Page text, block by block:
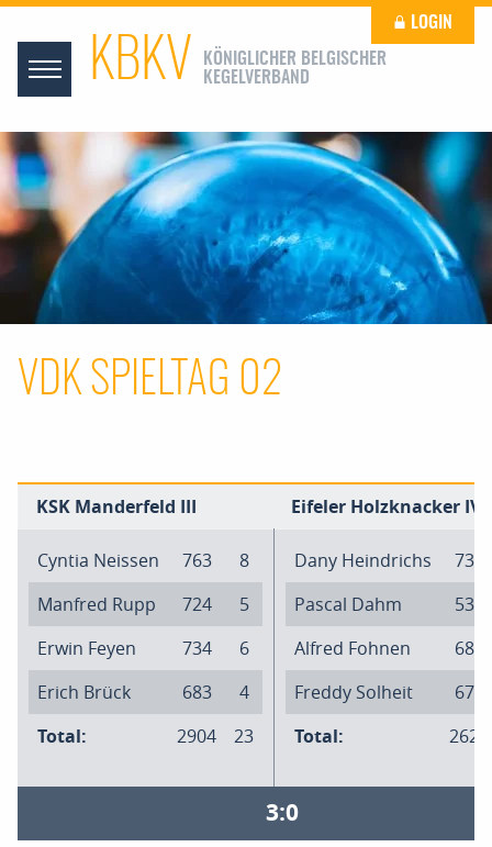
KBKV
KÖNIGLICHER BELGISCHER
KEGELVERBAND
LOGIN
VDK SPIELTAG 02
KSK Manderfeld III Eifeler Holzknacker IV
Cyntia Neissen 763
8
Manfred Rupp
724
5
Erwin Feyen
734
6
Erich Brück
683
4
Total:
2904 23
Dany Heindrichs
737
Pascal Dahm
530
Alfred Fohnen
682
Freddy Solheit
671
Total:
2620
3:0